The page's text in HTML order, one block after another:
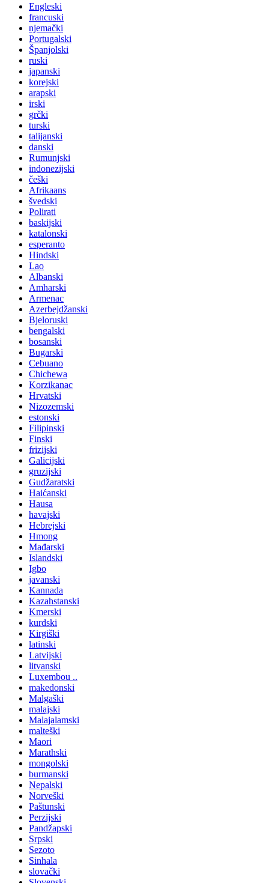
Engleski
francuski
njemački
Portugalski
Španjolski
ruski
japanski
korejski
arapski
irski
grčki
turski
talijanski
danski
Rumunjski
indonezijski
češki
Afrikaans
švedski
Polirati
baskijski
katalonski
esperanto
Hindski
Lao
Albanski
Amharski
Armenac
Azerbejdžanski
Bjeloruski
bengalski
bosanski
Bugarski
Cebuano
Chichewa
Korzikanac
Hrvatski
Nizozemski
estonski
Filipinski
Finski
frizijski
Galicijski
gruzijski
Gudžaratski
Haićanski
Hausa
havajski
Hebrejski
Hmong
Mađarski
Islandski
Igbo
javanski
Kannada
Kazahstanski
Kmerski
kurdski
Kirgiški
latinski
Latvijski
litvanski
Luxembou ..
makedonski
Malgaški
malajski
Malajalamski
malteški
Maori
Marathski
mongolski
burmanski
Nepalski
Norveški
Paštunski
Perzijski
Pandžapski
Srpski
Sezoto
Sinhala
slovački